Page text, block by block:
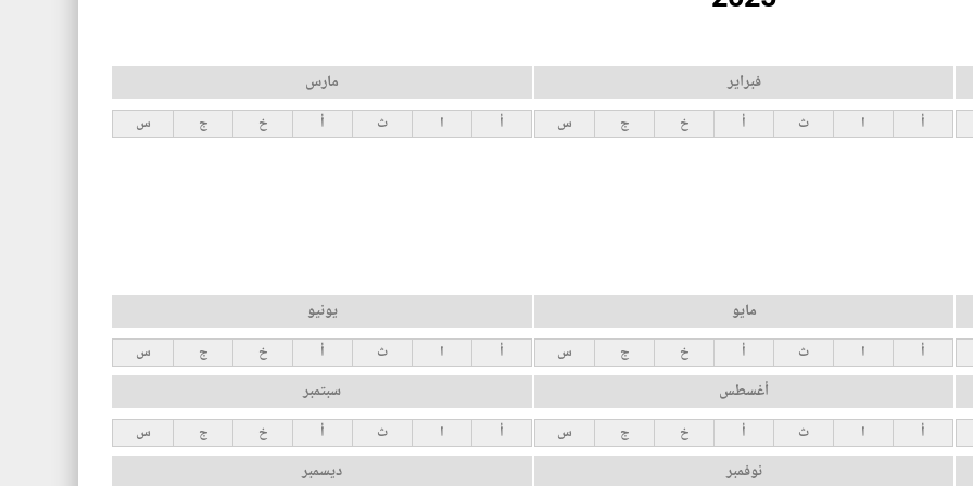
فبراير
أ ا ث أ خ ج س
مارس
أ ا ث أ خ ج س
مايو
أ ا ث أ خ ج س
يونيو
أ ا ث أ خ ج س
أغسطس
أ ا ث أ خ ج س
سبتمبر
أ ا ث أ خ ج س
نوفمبر ديسمبر